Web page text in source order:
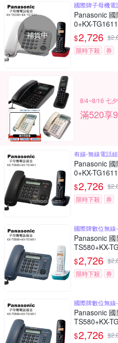
補貨中
國際牌子母機
Panasonic
0+KX-
$2,726 $
限時下殺
券
8/4~8/16 七
滿520享
有線-無線電話
Panasonic
0+KX-
$2,726 $
限時下殺
券
國際牌數位無
Panasonic
TS580+KX-
$2,726 $
限時下殺
券
國際牌數位無
Panasonic
TS580+KX-
$2,726 $